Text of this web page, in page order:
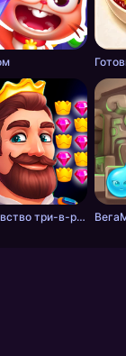
Королевство три-в-ряд